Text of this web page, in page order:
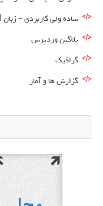
ساده ولی کاربردی – زبان Html
پلاگین وردپرس
گرافیک
گزارش ها و آمار